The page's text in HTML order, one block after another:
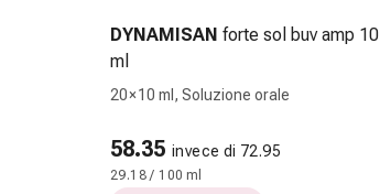
scottature
di
Medicazioni
Unguenti
DYNAMISAN forte sol buv amp 10
ml
20 × 10 ml, Soluzione orale
58.35 invece di 72.95
29.18 / 100 ml